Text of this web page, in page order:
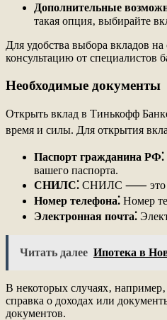
Дополнительные
такая опция‚ выбирайте
Для удобства выбора вкладов
консультацию от специалистов
Необходимые документы
Открыть вклад в Тинькофф
время и силы. Для открытия
Паспорт гражданина РФ⁚
вашего паспорта.
СНИЛС⁚ СНИЛС ⸺ это
Номер телефона⁚ Номер
Электронная почта⁚
Читать далее Ипотека в
В некоторых случаях‚
справка о доходах или
документов.